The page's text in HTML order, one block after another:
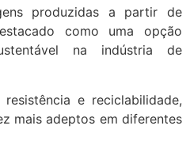
produzidas a partir de
como uma opção
na indústria de
e reciclabilidade,
mais adeptos em diferentes